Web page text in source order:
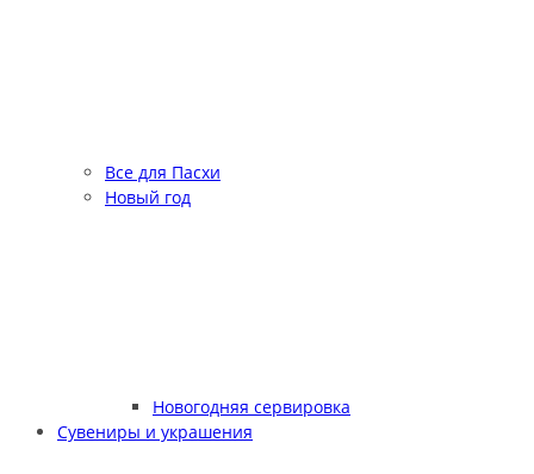
Все для Пасхи
Новый год
Новогодняя сервировка
Сувениры и украшения